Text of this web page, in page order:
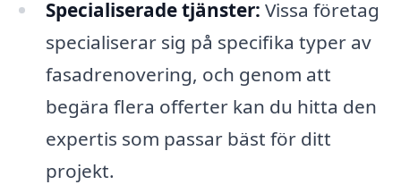
Specialiserade tjänster: Vissa företag
specialiserar sig på specifika typer av
fasadrenovering, och genom att
begära flera offerter kan du hitta den
expertis som passar bäst för ditt
projekt.